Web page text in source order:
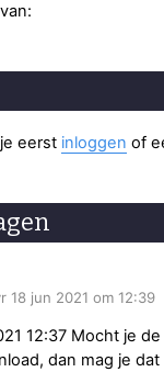
eerst inloggen of
18 jun 2021 om 12:39
12:37 Mocht je
dan mag je